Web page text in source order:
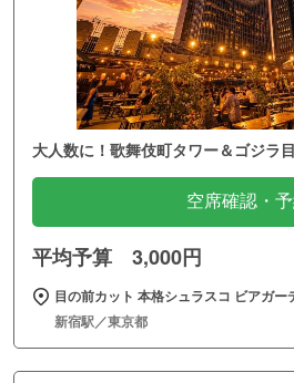
大人数に！歌舞伎町タワー＆ゴジラ
空席確認・
平均予算 3,000円
目の前カット 本格シュラスコ ビアガ
新宿駅／東京都